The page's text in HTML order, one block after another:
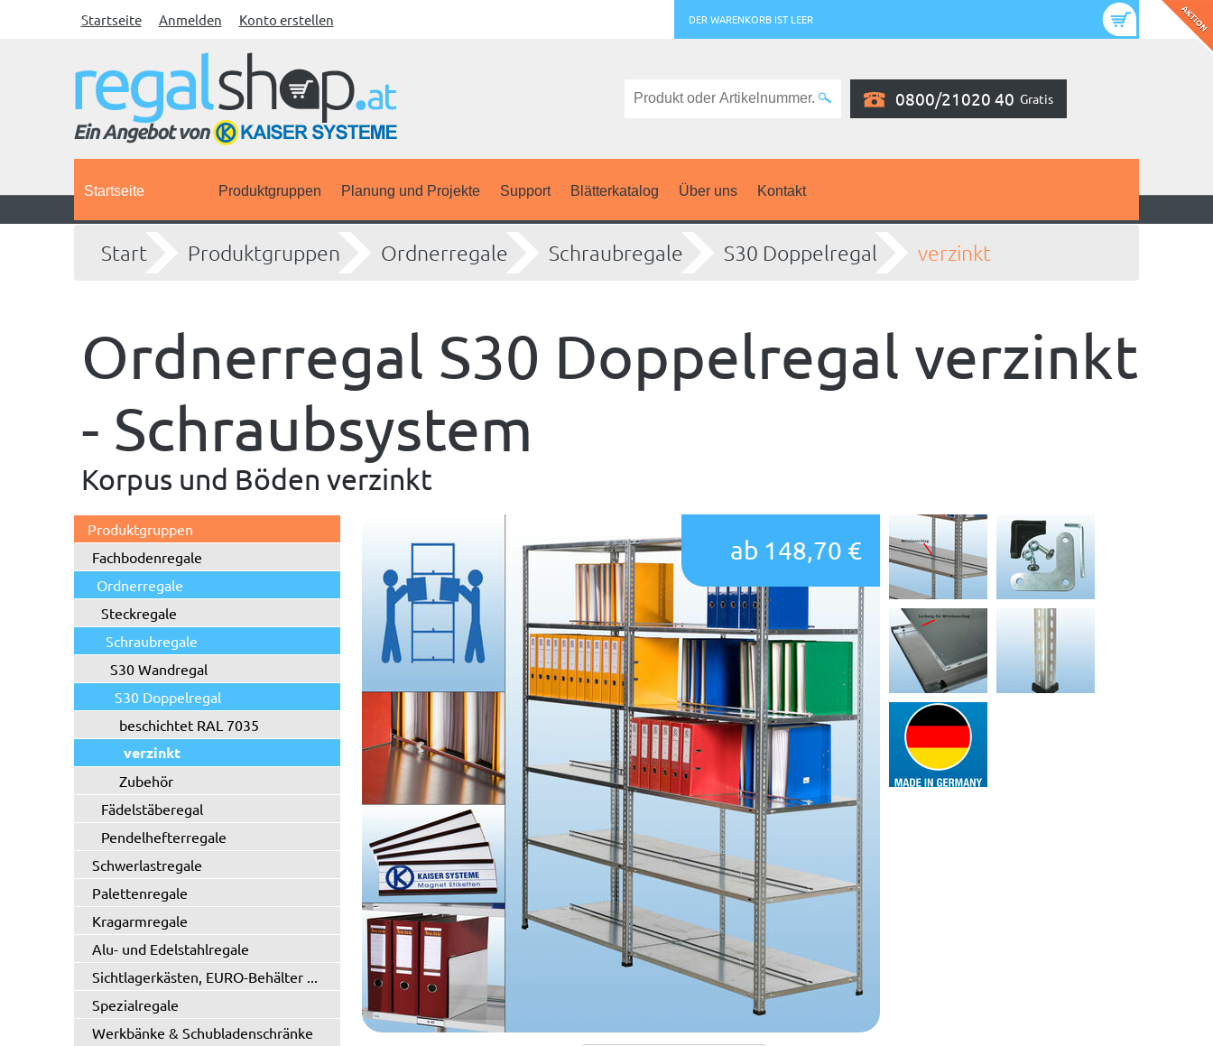
Startseite Anmelden Konto erstellen DER WARENKORB IST LEER
0800/21020 40 Gratis
Startseite Produktgruppen Planung und Projekte Support Blätterkatalog Über uns Kontakt
Start Produktgruppen Ordnerregale Schraubregale S30 Doppelregal verzinkt
Ordnerregal S30 Doppelregal verzinkt
- Schraubsystem
Korpus und Böden verzinkt
Produktgruppen
Fachbodenregale
Ordnerregale
Steckregale
Schraubregale
S30 Wandregal
S30 Doppelregal
beschichtet RAL 7035
verzinkt
Zubehör
Fädelstäberegal
Pendelhefterregale
Schwerlastregale
Palettenregale
Kragarmregale
Alu- und Edelstahlregale
Sichtlagerkästen, EURO-Behälter ...
Spezialregale
Werkbänke & Schubladenschränke
ab 148,70 €